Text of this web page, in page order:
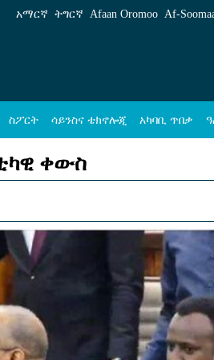
አማርኛ ትግርኛ Afaan Oromoo
ስፖርት ሳይንስና ቴክኖሎጂ አካባቢ ጥበቃ
ቀውስ